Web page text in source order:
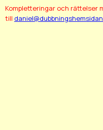
Kompletteringar och rättelser
till